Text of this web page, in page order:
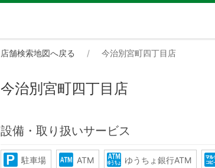
店舗検索地図へ戻る 今治別宮町四丁目店
今治別宮町四丁目店
設備・取り扱いサービス
駐車場 ATM ゆうちょ銀行ATM